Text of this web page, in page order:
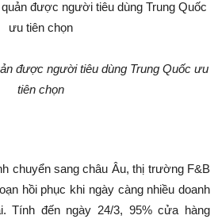
được người tiêu dùng Trung Quốc ưu
tiên chọn
chuyển sang châu Âu, thị trường F&B
hồi phục khi ngày càng nhiều doanh
Tính đến ngày 24/3, 95% cửa hàng